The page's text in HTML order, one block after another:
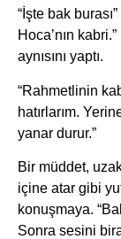
“İşte bak
Hoca’nın
aynısını yaptı.
“Rahmetlinin
hatırlarım.
yanar durur.”
Bir müddet,
içine atar gibi
konuşmaya.
Sonra sesini